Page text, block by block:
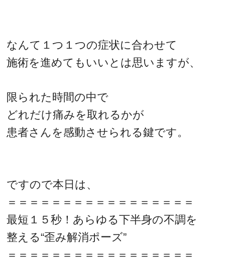
なんて１つ１つの症状に合わせて
施術を進めてもいいとは思いますが、
限られた時間の中で
どれだけ痛みを取れるかが
患者さんを感動させられる鍵です。
ですので本日は、
＝＝＝＝＝＝＝＝＝＝＝＝＝＝＝＝＝
最短１５秒！あらゆる下半身の不調を
整える“歪み解消ポーズ”
＝＝＝＝＝＝＝＝＝＝＝＝＝＝＝＝＝